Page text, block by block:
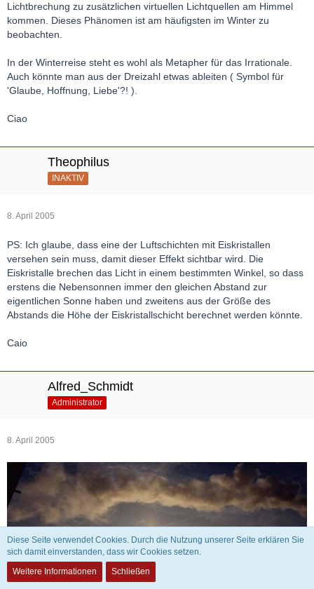
Lichtbrechung zu zusätzlichen virtuellen Lichtquellen am Himmel
kommen. Dieses Phänomen ist am häufigsten im Winter zu
beobachten.
In der Winterreise steht es wohl als Metapher für das Irrationale.
Auch könnte man aus der Dreizahl etwas ableiten ( Symbol für
'Glaube, Hoffnung, Liebe'?! ).
Ciao
Theophilus
INAKTIV
8. April 2005
PS: Ich glaube, dass eine der Luftschichten mit Eiskristallen
versehen sein muss, damit dieser Effekt sichtbar wird. Die
Eiskristalle brechen das Licht in einem bestimmten Winkel, so dass
erstens die Nebensonnen immer den gleichen Abstand zur
eigentlichen Sonne haben und zweitens aus der Größe des
Abstands die Höhe der Eiskristallschicht berechnet werden könnte.
Caio
Alfred_Schmidt
Administrator
8. April 2005
Diese Seite verwendet Cookies. Durch die Nutzung unserer Seite erklären Sie
sich damit einverstanden, dass wir Cookies setzen.
Weitere Informationen
Schließen